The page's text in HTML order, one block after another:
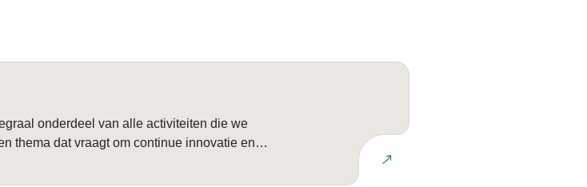
onderdeel van alle activiteiten die we
thema dat vraagt om continue innovatie en
Lees meer